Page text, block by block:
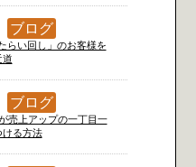
ブログ
らい回し」のお客様を
道
ブログ
売上アップの一丁目一
ける方法